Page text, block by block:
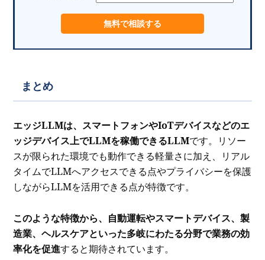
まとめ
エッジLLMは、スマートフォンやIoTデバイスなどのエ
ッジデバイス上でLLMを稼働できるLLMです。リソー
スが限られた環境でも動作できる軽量さに加え、リアル
タイムでLLMへアクセスできる点やプライバシーを保護
しながらLLMを活用できる点が特徴です。
このような特徴から、自動運転やスマートデバイス、製
造業、ヘルスケアといった多岐にわたる分野で業務の効
率化を促進すると期待されています。